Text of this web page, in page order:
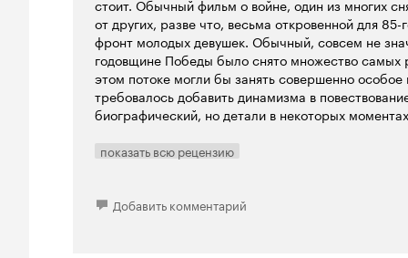
стоит. Обычный фильм о войне, один из многих
от других, разве что, весьма откровенной для
фронт молодых девушек. Обычный, совсем не
годовщине Победы было снято множество самых
этом потоке могли бы занять совершенно
требовалось добавить динамизма в
биографический, но детали в некоторых
в Великой Отечественной войне. В итоге
летней Алии с немецким снайпером-асом), то ли
показать всю рецензию
Добавить комментарий